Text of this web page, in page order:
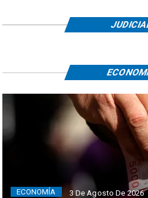
ECONOMÍA 3 De Agosto De 2026